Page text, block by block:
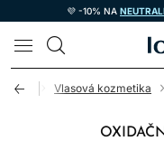
💜 -10% NA
Úvod Vlasová kozmetika